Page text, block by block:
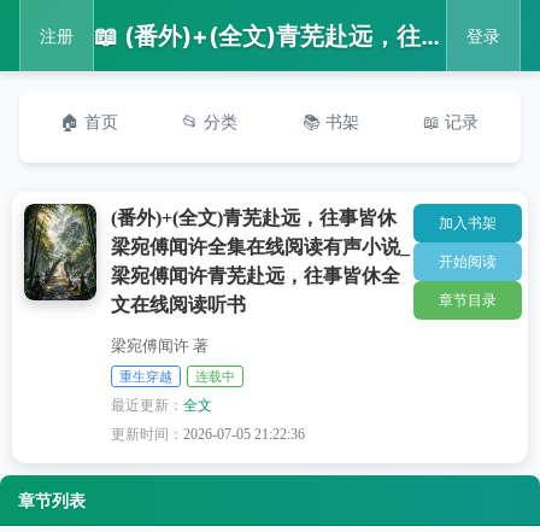
注册 📖 (番外)+(全文)青芜赴远，往事皆休梁宛傅闻许全集在线阅读有声小说_梁宛傅闻许青芜赴远，往事皆休全文在线阅读听书 登录
🏠 首页 📂 分类 📚 书架 📖 记录
(番外)+(全文)青芜赴远，往事皆休
梁宛傅闻许全集在线阅读有声小说_
梁宛傅闻许青芜赴远，往事皆休全
文在线阅读听书
梁宛傅闻许 著
重生穿越 连载中
最近更新：全文
更新时间：2026-07-05 21:22:36
加入书架
开始阅读
章节目录
章节列表